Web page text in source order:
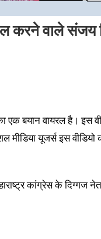
करने वाले संजय
एक बयान वायरल है।
मीडिया यूजर्स इस
कांग्रेस के दिग्गज